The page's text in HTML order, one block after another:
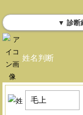
▼ 診断
姓名判断